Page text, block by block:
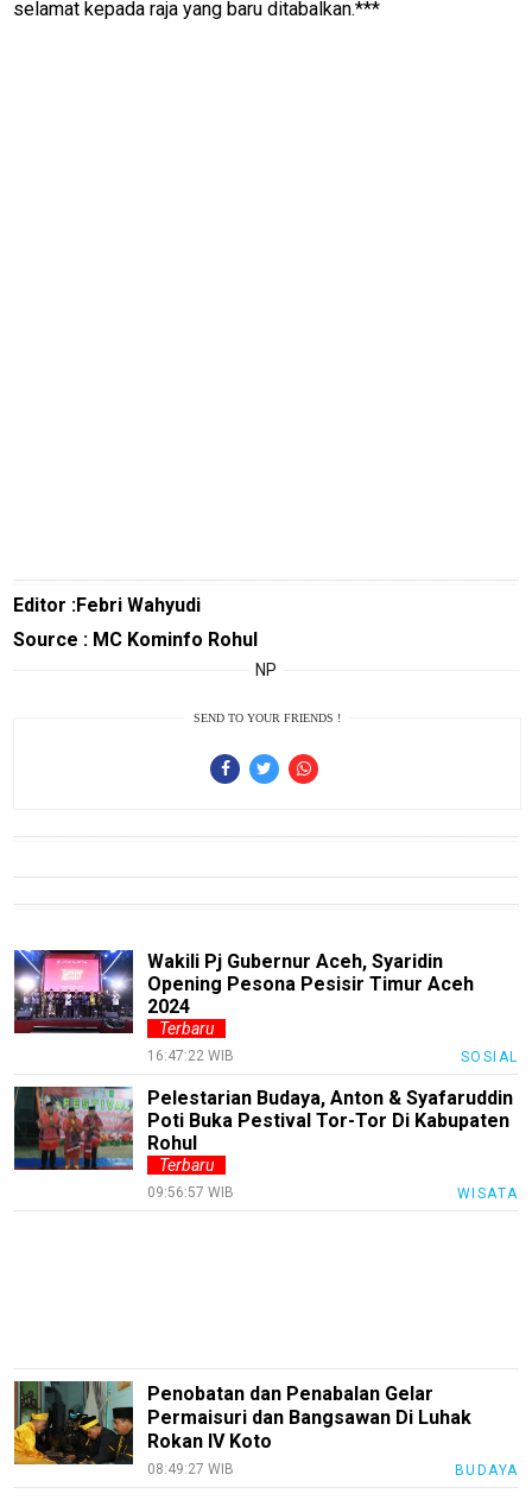
selamat kepada raja yang baru ditabalkan.***
Editor :Febri Wahyudi
Source : MC Kominfo Rohul
NP
SEND TO YOUR FRIENDS !
Wakili Pj Gubernur Aceh, Syaridin
Opening Pesona Pesisir Timur Aceh
2024
Terbaru
16:47:22 WIB SOSIAL
Pelestarian Budaya, Anton & Syafaruddin
Poti Buka Pestival Tor-Tor Di Kabupaten
Rohul
Terbaru
09:56:57 WIB WISATA
Penobatan dan Penabalan Gelar
Permaisuri dan Bangsawan Di Luhak
Rokan IV Koto
08:49:27 WIB BUDAYA
Guide
Economy
Tekno
Loker
InfoKepri
KuansingTerkini
Info
Rohul
Nusapos